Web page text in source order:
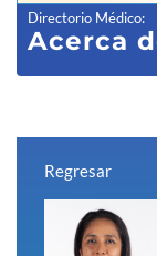
Directorio Médico:
Acerca
Regresar